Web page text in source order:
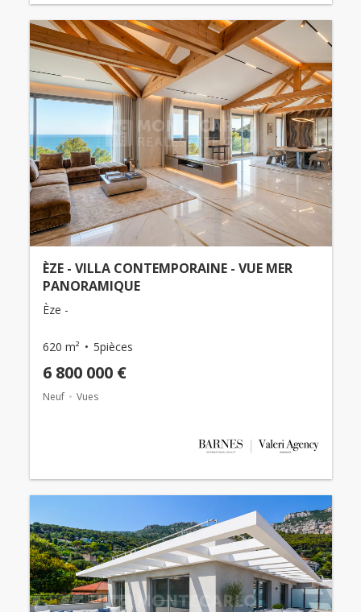
ÈZE - VILLA CONTEMPORAINE - VUE MER
PANORAMIQUE
Èze -
620 m² 5pièces
6 800 000 €
Neuf Vues